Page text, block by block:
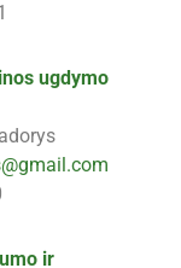
ugdymo
ir